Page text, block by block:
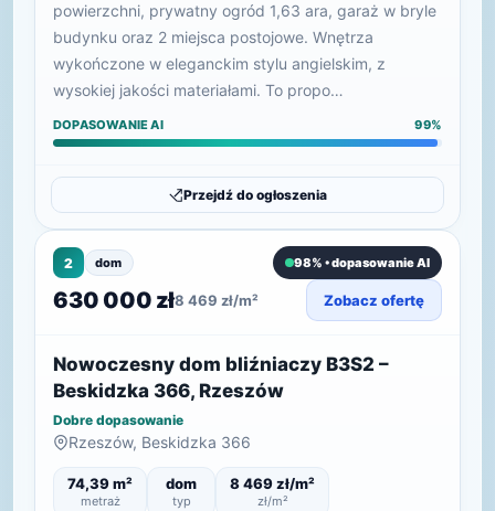
powierzchni, prywatny ogród 1,63 ara, garaż w bryle
budynku oraz 2 miejsca postojowe. Wnętrza
wykończone w eleganckim stylu angielskim, z
wysokiej jakości materiałami. To propo…
DOPASOWANIE AI 99%
Przejdź do ogłoszenia
2 dom 98% • dopasowanie AI
630 000 zł8 469 zł/m² Zobacz ofertę
Nowoczesny dom bliźniaczy B3S2 –
Beskidzka 366, Rzeszów
Dobre dopasowanie
Rzeszów, Beskidzka 366
74,39 m²
metraż
dom
typ
8 469 zł/m²
zł/m²